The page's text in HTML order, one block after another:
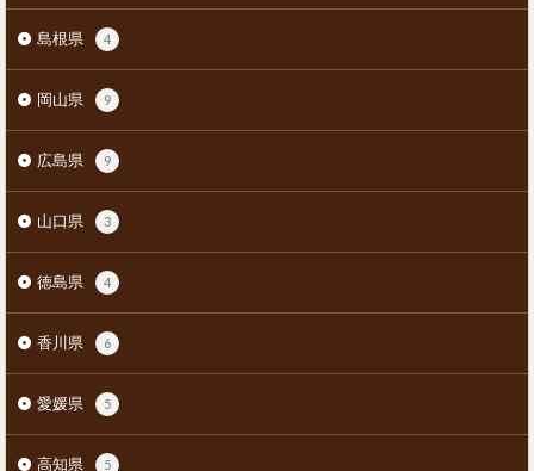
島根県 4
岡山県 9
広島県 9
山口県 3
徳島県 4
香川県 6
愛媛県 5
高知県 5